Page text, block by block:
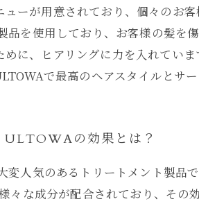
ーが用意されており、個々のお
品を使用しており、お客様の髪を
に、ヒアリングに力を入れてい
で最高のヘアスタイルとサ
ULTOWAの効果とは？
変人気のあるトリートメント製品
々な成分が配合されており、そ